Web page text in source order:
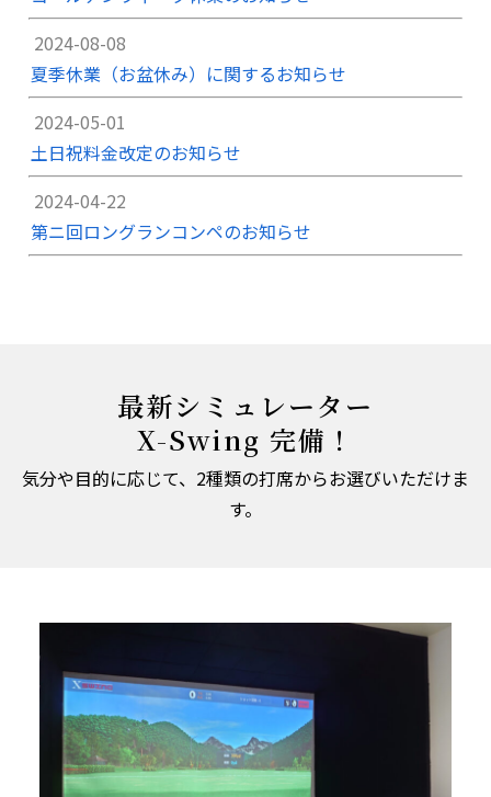
2024-08-08
夏季休業（お盆休み）に関するお知らせ
2024-05-01
土日祝料金改定のお知らせ
2024-04-22
第ニ回ロングランコンペのお知らせ
最新シミュレーター
X-Swing 完備！
気分や目的に応じて、2種類の打席からお選びいただけま
す。